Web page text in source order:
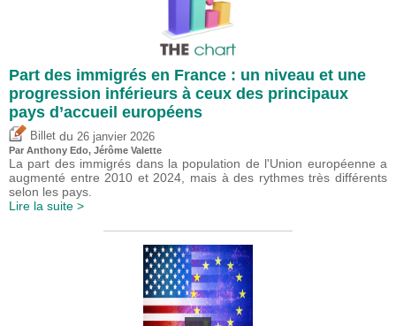
Part des immigrés en France : un niveau et une
progression inférieurs à ceux des principaux
pays d’accueil européens
Billet du 26 janvier 2026
Par Anthony Edo, Jérôme Valette
La part des immigrés dans la population de l'Union européenne a
augmenté entre 2010 et 2024, mais à des rythmes très différents
selon les pays.
Lire la suite >